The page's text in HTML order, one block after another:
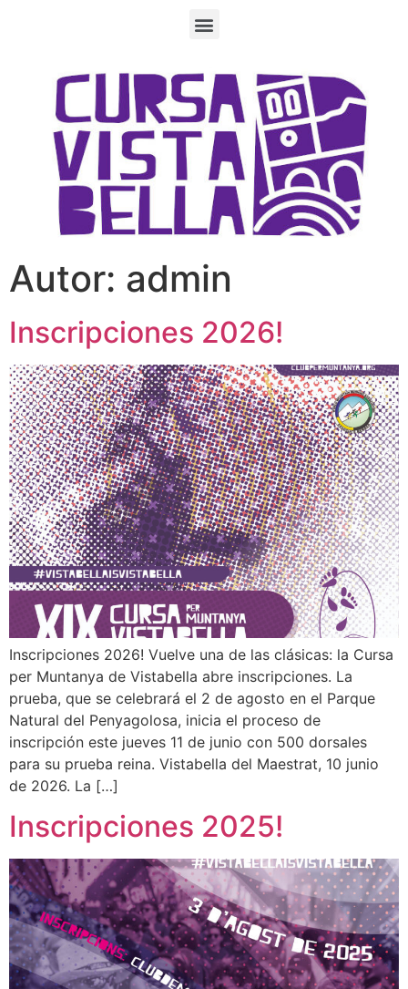
Autor: admin
Inscripciones 2026!
Inscripciones 2026! Vuelve una de las clásicas: la Cursa
per Muntanya de Vistabella abre inscripciones. La
prueba, que se celebrará el 2 de agosto en el Parque
Natural del Penyagolosa, inicia el proceso de
inscripción este jueves 11 de junio con 500 dorsales
para su prueba reina. Vistabella del Maestrat, 10 junio
de 2026. La […]
Inscripciones 2025!